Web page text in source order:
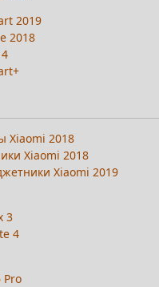
2019
2018
Xiaomi 2018
Xiaomi 2018
Xiaomi 2019
3
4
Pro